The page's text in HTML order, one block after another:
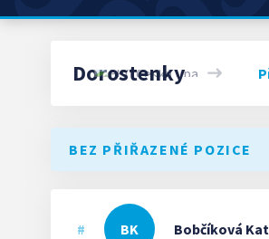
Dorostenky
BEZ PŘIŘAZENÉ POZICE
# BK Bobčíková